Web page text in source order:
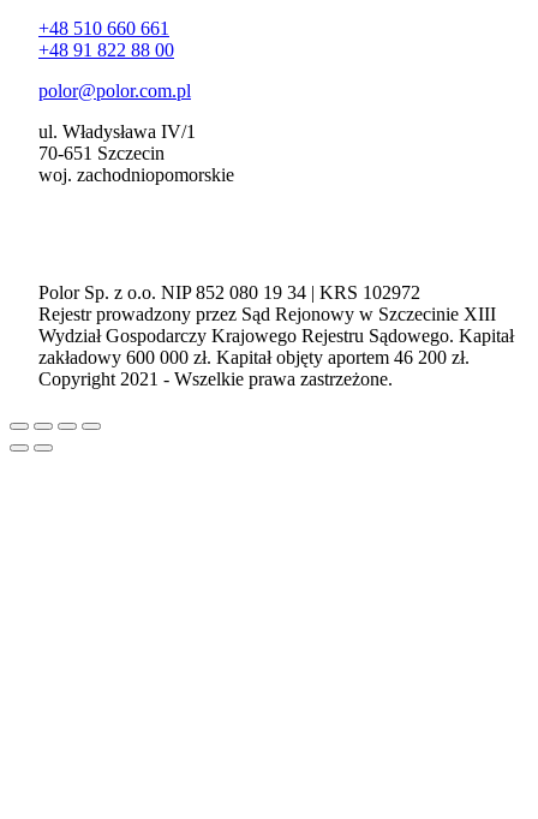
+48 510 660 661
+48 91 822 88 00
polor@polor.com.pl
ul. Władysława IV/1
70-651 Szczecin
woj. zachodniopomorskie
Polor Sp. z o.o. NIP 852 080 19 34 | KRS 102972
Rejestr prowadzony przez Sąd Rejonowy w Szczecinie XIII
Wydział Gospodarczy Krajowego Rejestru Sądowego. Kapitał
zakładowy 600 000 zł. Kapitał objęty aportem 46 200 zł.
Copyright 2021 - Wszelkie prawa zastrzeżone.